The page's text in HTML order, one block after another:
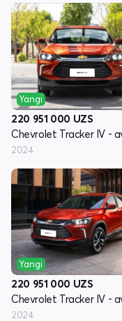
Yangi
220 951 000 UZS
Chevrolet Tracker IV -
2024
Yangi
220 951 000 UZS
Chevrolet Tracker IV -
2024